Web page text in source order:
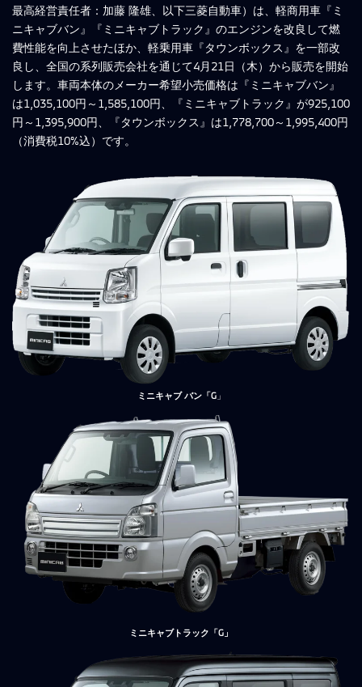
最高経営責任者：加藤 隆雄、以下三菱自動車）は、軽商用車『ミ
ニキャブバン』『ミニキャブトラック』のエンジンを改良して燃
費性能を向上させたほか、軽乗用車『タウンボックス』を一部改
良し、全国の系列販売会社を通じて4月21日（木）から販売を開始
します。車両本体のメーカー希望小売価格は『ミニキャブバン』
は1,035,100円～1,585,100円、『ミニキャブトラック』が925,100
円～1,395,900円、『タウンボックス』は1,778,700～1,995,400円
（消費税10%込）です。
ミニキャブ バン「G」
ミニキャブトラック「G」